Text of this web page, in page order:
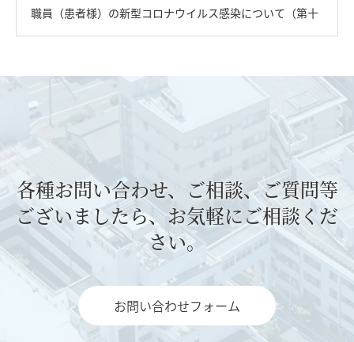
職員（患者様）の新型コロナウイルス感染について（第十
各種お問い合わせ、ご相談、ご質問等
ございましたら、お気軽にご相談くだ
さい。
お問い合わせフォーム